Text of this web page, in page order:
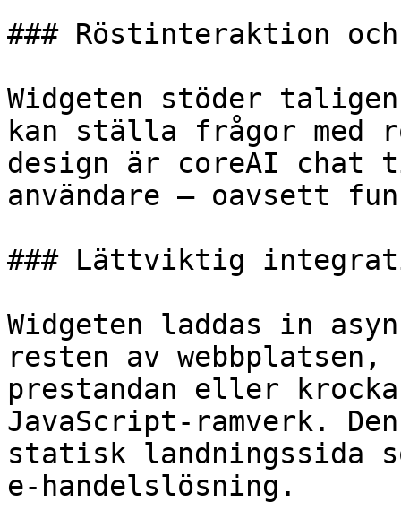
### Röstinteraktion
Widgeten stöder
kan ställa frågor med
design är coreAI
användare – oavsett
### Lättviktig
Widgeten laddas in
resten av
prestandan eller
JavaScript-ramverk.
statisk landningssida
e-handelslösning.